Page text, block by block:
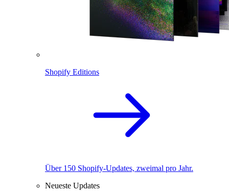
Shopify Editions
Über 150 Shopify-Updates, zweimal pro Jahr.
Neueste Updates